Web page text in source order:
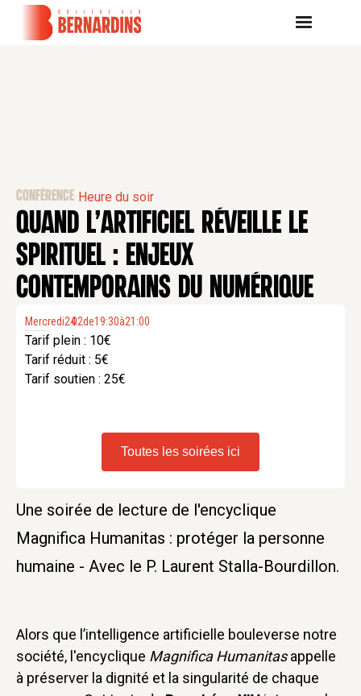
CONFÉRENCE Heure du soir
QUAND L’ARTIFICIEL RÉVEILLE LE
SPIRITUEL : ENJEUX
CONTEMPORAINS DU NUMÉRIQUE
Mercredi24
.02de19:30à21:00
Tarif plein : 10€
Tarif réduit : 5€
Tarif soutien : 25€
Toutes les soirées ici
Une soirée de lecture de l'encyclique
Magnifica Humanitas : protéger la personne
humaine - Avec le P. Laurent Stalla-Bourdillon.
Alors que l’intelligence artificielle bouleverse notre
société, l'encyclique Magnifica Humanitasappelle
à préserver la dignité et la singularité de chaque